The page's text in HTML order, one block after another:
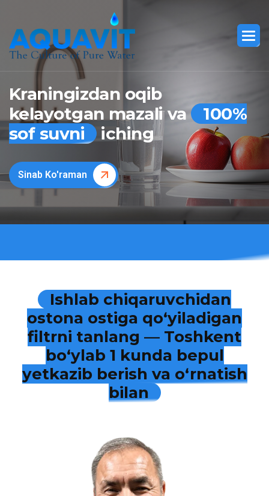
Kraningizdan oqib
kelayotgan mazali va
100%
sof suvni
iching
Sinab Ko'raman
Ishlab chiqaruvchidan
ostona ostiga qo‘yiladigan
filtrni tanlang — Toshkent
bo‘ylab 1 kunda bepul
yetkazib berish va o‘rnatish
bilan